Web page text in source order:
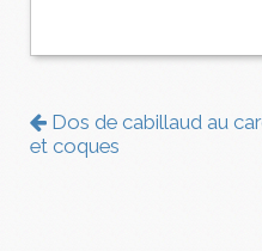
Dos de cabillaud au
et coques